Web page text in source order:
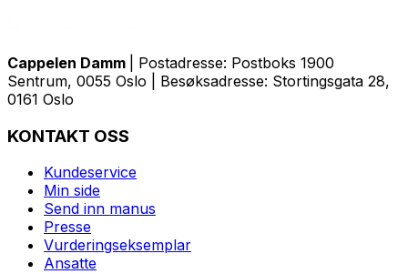
Cappelen Damm
| Postadresse: Postboks 1900
Sentrum, 0055 Oslo | Besøksadresse: Stortingsgata 28,
0161 Oslo
KONTAKT OSS
Kundeservice
Min side
Send inn manus
Presse
Vurderingseksemplar
Ansatte